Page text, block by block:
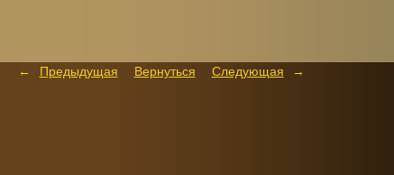
Предыдущая Вернуться Следующая